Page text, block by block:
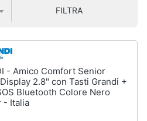
FILTRA
- Amico Comfort Senior
2.8" con Tasti Grandi +
Bluetooth Colore Nero
- Italia